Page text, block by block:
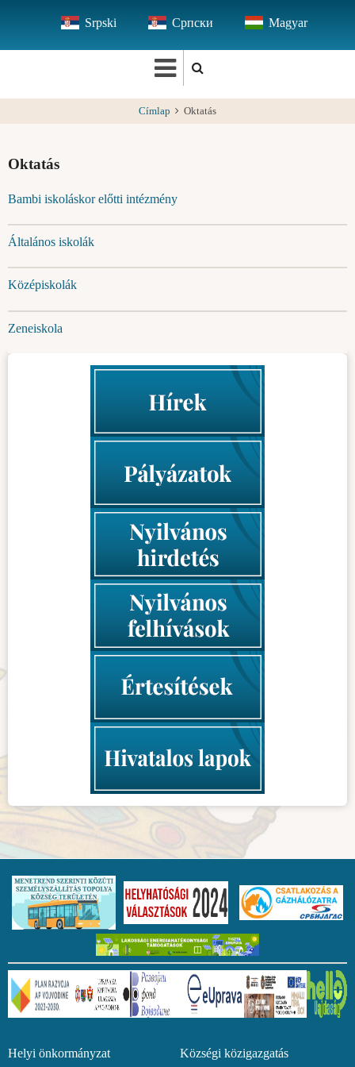
tartalomra
Srpski Српски Magyar
Címlap Oktatás
Oktatás
Bambi iskoláskor előtti intézmény
Általános iskolák
Középiskolák
Zeneiskola
Helyi önkormányzat Községi közigazgatás